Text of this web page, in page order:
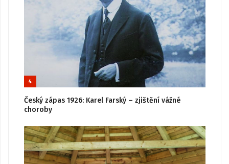
4
Český zápas 1926: Karel Farský – zjištění vážné
choroby